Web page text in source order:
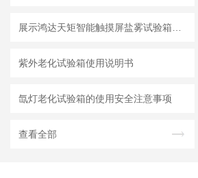
紫外老化试验箱使用说明书
氙灯老化试验箱的使用安全注意事项
查看全部